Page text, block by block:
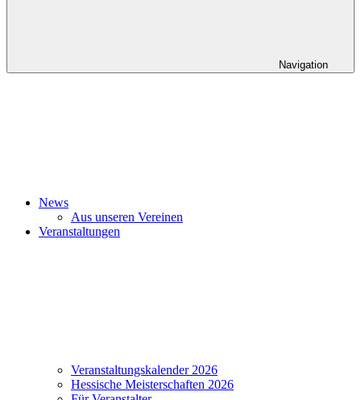
Navigation
News
Aus unseren Vereinen
Veranstaltungen
Veranstaltungskalender 2026
Hessische Meisterschaften 2026